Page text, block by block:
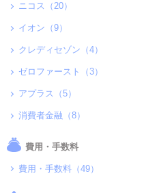
ニコス（20）
イオン（9）
クレディセゾン（4）
ゼロファースト（3）
アプラス（5）
消費者金融（8）
費用・手数料
費用・手数料（49）